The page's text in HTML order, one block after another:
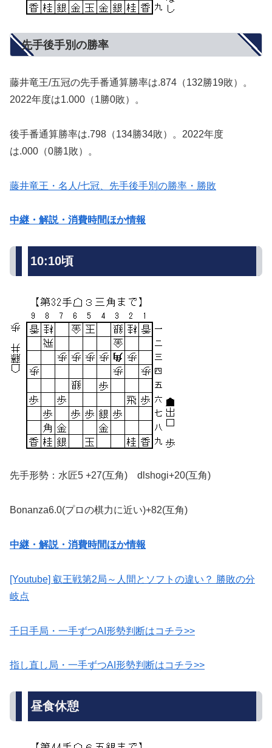
先手後手別の勝率
藤井竜王/五冠の先手番通算勝率は.874（132勝19敗）。
2022年度は1.000（1勝0敗）。
後手番通算勝率は.798（134勝34敗）。2022年度
は.000（0勝1敗）。
藤井竜王・名人/七冠、先手後手別の勝率・勝敗
中継・解説・消費時間ほか情報
10:10頃
先手形勢：水匠5 +27(互角) dlshogi+20(互角)
Bonanza6.0(プロの棋力に近い)+82(互角)
中継・解説・消費時間ほか情報
[Youtube] 叡王戦第2局～人間とソフトの違い？ 勝敗の分
岐点
千日手局・一手ずつAI形勢判断はコチラ>>
指し直し局・一手ずつAI形勢判断はコチラ>>
昼食休憩